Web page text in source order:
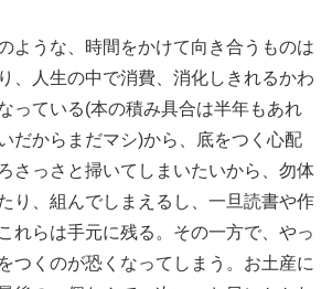
ような、時間をかけて向き合うものは
、人生の中で消費、消化しきれるかわ
っている(本の積み具合は半年もあれ
だからまだマシ)から、底をつく心配
さっさと掃いてしまいたいから、勿体
り、組んでしまえるし、一旦読書や作
れらは手元に残る。その一方で、やっ
つくのが恐くなってしまう。お土産に